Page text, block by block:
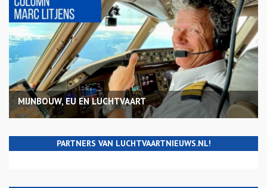
MIJNBOUW, EU EN LUCHTVAART
PARTNERS VAN LUCHTVAARTNIEUWS.NL!